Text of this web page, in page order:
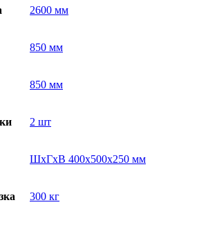
2600 мм
850 мм
850 мм
2 шт
ШхГхВ 400х500х250 мм
300 кг